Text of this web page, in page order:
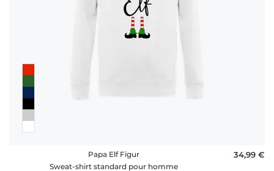
Papa Elf Figur
Sweat-shirt standard pour homme
34,99 €